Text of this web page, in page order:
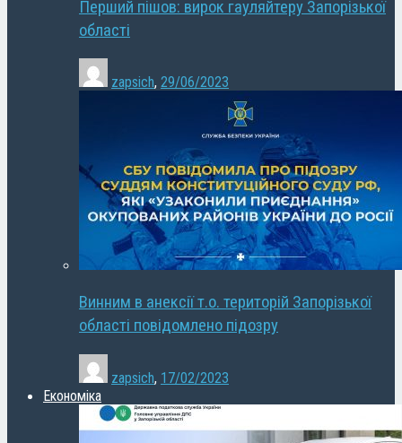
Перший пішов: вирок гауляйтеру Запорізької
області
zapsich, 29/06/2023
Винним в анексії т.о. територій Запорізької
області повідомлено підозру
zapsich, 17/02/2023
Економіка